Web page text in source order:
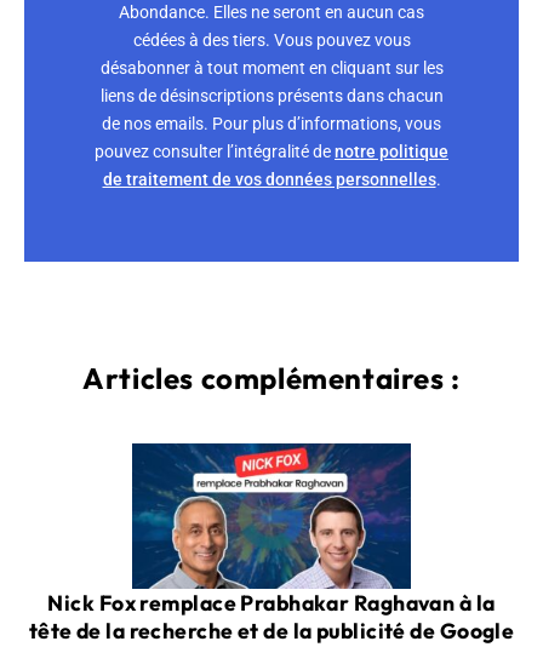
Abondance. Elles ne seront en aucun cas
cédées à des tiers. Vous pouvez vous
désabonner à tout moment en cliquant sur les
liens de désinscriptions présents dans chacun
de nos emails. Pour plus d’informations, vous
pouvez consulter l’intégralité denotre politique
de traitement de vos données personnelles.
Articles complémentaires :
Nick Fox remplace Prabhakar Raghavan à la
tête de la recherche et de la publicité de Google